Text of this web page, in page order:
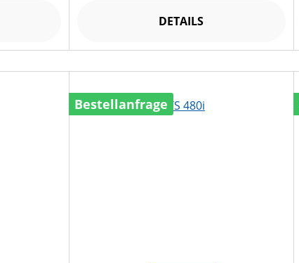
DETAILS
Bestellanfrage